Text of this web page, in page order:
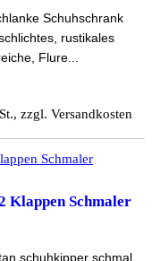
Schuhschrank
rustikales
Flure...
zzgl. Versandkosten
Klappen Schmaler
schuhkipper schmal